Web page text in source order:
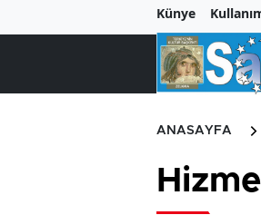
Künye
ANASAYFA